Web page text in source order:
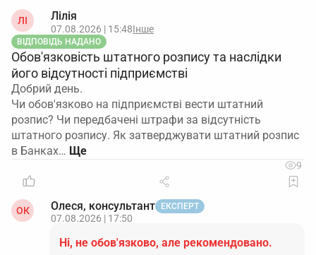
ЛІ Лілія
07.08.2026 | 15:48Інше
ВІДПОВІДЬ НАДАНО
Обов'язковість штатного розпису та наслідки
його відсутності підприємстві
Добрий день.
Чи обов'язково на підприємстві вести штатний
розпис? Чи передбачені штрафи за відсутність
штатного розпису. Як затверджувати штатний розпис
в Банках…
9
ОК Олеся, консультант ЕКСПЕРТ
07.08.2026 | 17:50
Ні, не обов'язково, але рекомендовано.